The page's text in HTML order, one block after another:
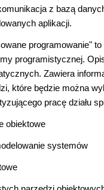
z bazą
aplikacji.
programowanie"
programistycznej.
Zawiera
które będzie można
pracę działu
obiektowe
systemów